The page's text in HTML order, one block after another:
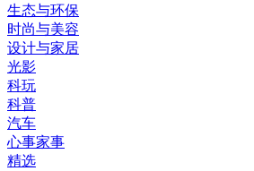
生态与环保
时尚与美容
设计与家居
光影
科玩
科普
汽车
心事家事
精选